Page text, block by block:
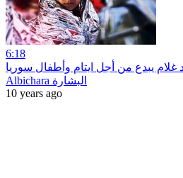
6:18
غلام يبدع من أجل ايتام وأطفال سوريا
Albichara البشارة
10 years ago